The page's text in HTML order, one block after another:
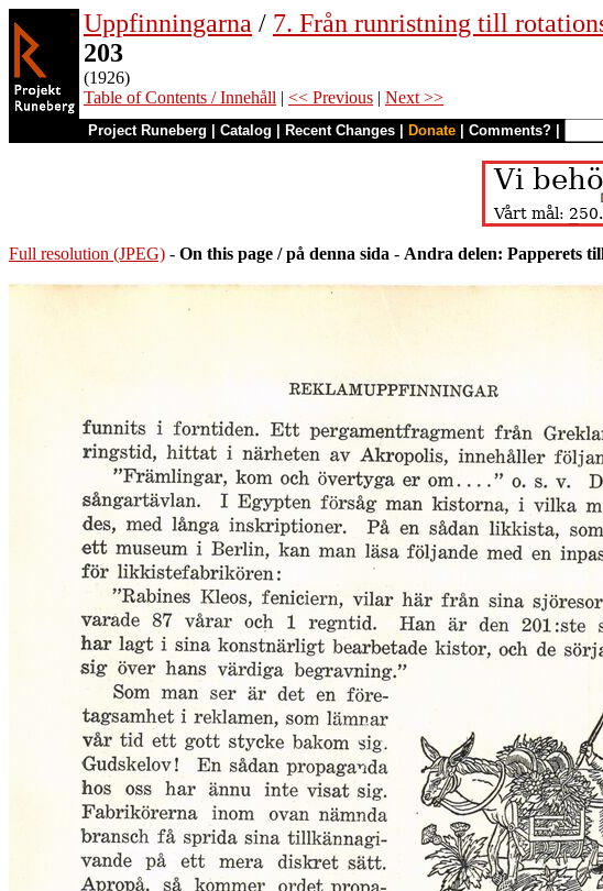
Uppfinningarna / 7. Från runristning till
203
(1926)
Table of Contents / Innehåll | << Previous | Next >>
Project Runeberg Catalog Recent Changes Donate Comments?
Full resolution (JPEG) - On this page / på denna sida - Andra delen: Papperets